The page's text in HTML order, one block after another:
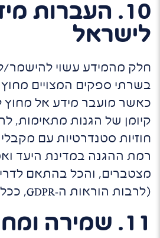
10. העברות
לישראל
חלק מהמידע עשוי להישמר/
בשרתי ספקים המצויים
כאשר מועבר מידע אל מחוץ
קיומן של הגנות מתאימות,
חוזיות סטנדרטיות עם
רמת ההגנה במדינת היעד
מצטברים, והכל בהתאם
(לרבות הוראות ה‑GDPR, ככל שהן חלות).
11. שמירה ומחיקה